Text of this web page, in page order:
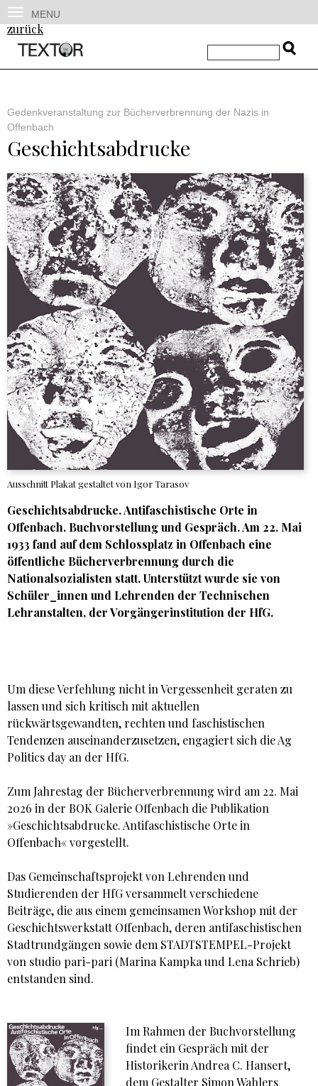
MENU
zurück
Gedenkveranstaltung zur Bücherverbrennung der Nazis in
Offenbach
Geschichtsabdrucke
Ausschnitt Plakat gestaltet von Igor Tarasov
Geschichtsabdrucke. Antifaschistische Orte in
Offenbach. Buchvorstellung und Gespräch. Am 22. Mai
1933 fand auf dem Schlossplatz in Offenbach eine
öffentliche Bücherverbrennung durch die
Nationalsozialisten statt. Unterstützt wurde sie von
Schüler_innen und Lehrenden der Technischen
Lehranstalten, der Vorgängerinstitution der HfG.
Um diese Verfehlung nicht in Vergessenheit geraten zu
lassen und sich kritisch mit aktuellen
rückwärtsgewandten, rechten und faschistischen
Tendenzen auseinanderzusetzen, engagiert sich die Ag
Politics day an der HfG.
Zum Jahrestag der Bücherverbrennung wird am 22. Mai
2026 in der BOK Galerie Offenbach die Publikation
»Geschichtsabdrucke. Antifaschistische Orte in
Offenbach« vorgestellt.
Das Gemeinschaftsprojekt von Lehrenden und
Studierenden der HfG versammelt verschiedene
Beiträge, die aus einem gemeinsamen Workshop mit der
Geschichtswerkstatt Offenbach, deren antifaschistischen
Stadtrundgängen sowie dem STADTSTEMPEL-Projekt
von studio pari-pari (Marina Kampka und Lena Schrieb)
entstanden sind.
Im Rahmen der Buchvorstellung
findet ein Gespräch mit der
Historikerin Andrea C. Hansert,
dem Gestalter Simon Wahlers